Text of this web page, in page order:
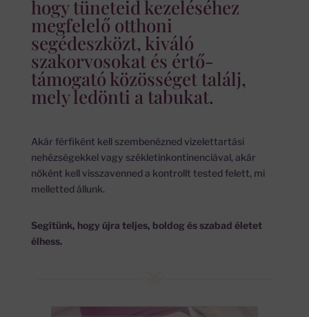
hogy tüneteid kezeléséhez
megfelelő otthoni
segédeszközt, kiváló
szakorvosokat és értő-
támogató közösséget találj,
mely ledönti a tabukat.
Akár férfiként kell szembenézned vizelettartási
nehézségekkel vagy székletinkontinenciával, akár
nőként kell visszavenned a kontrollt tested felett, mi
melletted állunk.
Segítünk, hogy újra teljes, boldog és szabad életet
élhess.